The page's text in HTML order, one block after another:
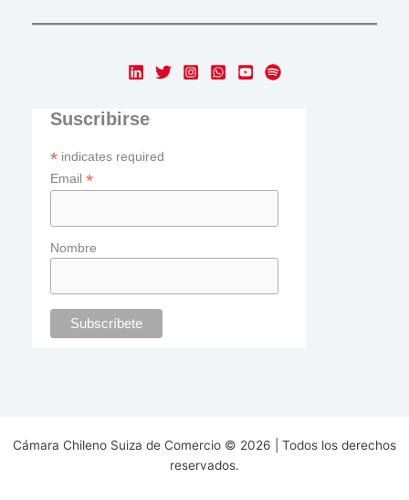
Suscribirse
* indicates required
Email *
Nombre
Cámara Chileno Suiza de Comercio © 2026 | Todos los derechos
reservados.